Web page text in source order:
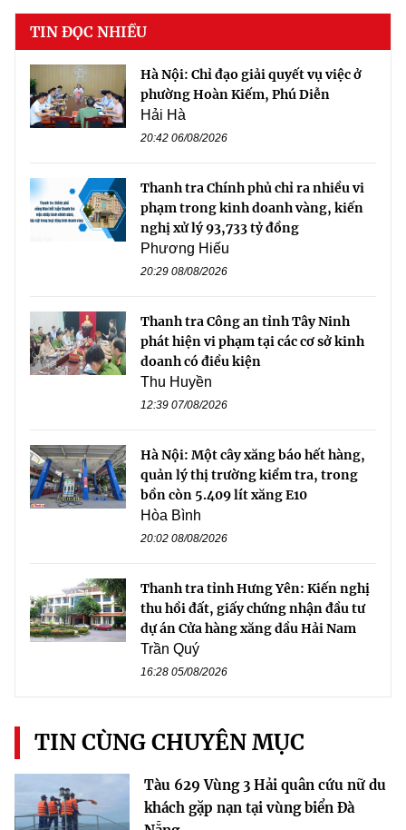
TIN ĐỌC NHIỀU
Hà Nội: Chỉ đạo giải quyết vụ việc ở
phường Hoàn Kiếm, Phú Diễn
Hải Hà
20:42 06/08/2026
Thanh tra Chính phủ chỉ ra nhiều vi
phạm trong kinh doanh vàng, kiến
nghị xử lý 93,733 tỷ đồng
Phương Hiếu
20:29 08/08/2026
Thanh tra Công an tỉnh Tây Ninh
phát hiện vi phạm tại các cơ sở kinh
doanh có điều kiện
Thu Huyền
12:39 07/08/2026
Hà Nội: Một cây xăng báo hết hàng,
quản lý thị trường kiểm tra, trong
bồn còn 5.409 lít xăng E10
Hòa Bình
20:02 08/08/2026
Thanh tra tỉnh Hưng Yên: Kiến nghị
thu hồi đất, giấy chứng nhận đầu tư
dự án Cửa hàng xăng dầu Hải Nam
Trần Quý
16:28 05/08/2026
TIN CÙNG CHUYÊN MỤC
Tàu 629 Vùng 3 Hải quân cứu nữ du
khách gặp nạn tại vùng biển Đà